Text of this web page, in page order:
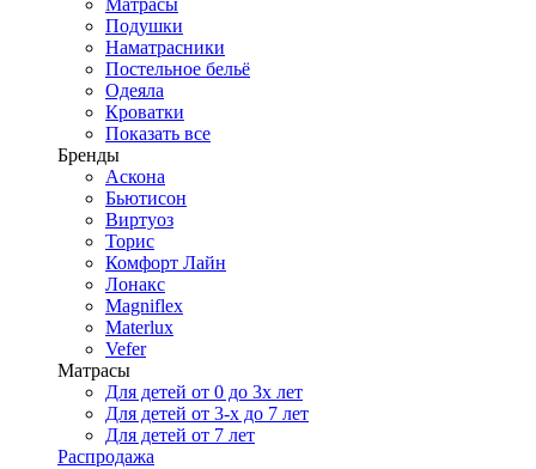
Матрасы
Подушки
Наматрасники
Постельное бельё
Одеяла
Кроватки
Показать все
Бренды
Аскона
Бьютисон
Виртуоз
Торис
Комфорт Лайн
Лонакс
Magniflex
Materlux
Vefer
Матрасы
Для детей от 0 до 3х лет
Для детей от 3-х до 7 лет
Для детей от 7 лет
Распродажа